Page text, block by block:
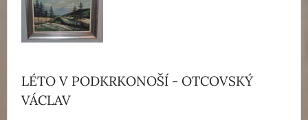
LÉTO V PODKRKONOŠÍ - OTCOVSKÝ
VÁCLAV